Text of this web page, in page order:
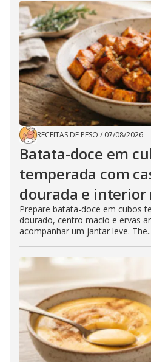
RECEITAS DE PESO / 07/08/2026
Batata-doce em
temperada com
dourada e interior
Prepare batata-doce em cubos
dourado, centro macio e ervas
acompanhar um jantar leve.